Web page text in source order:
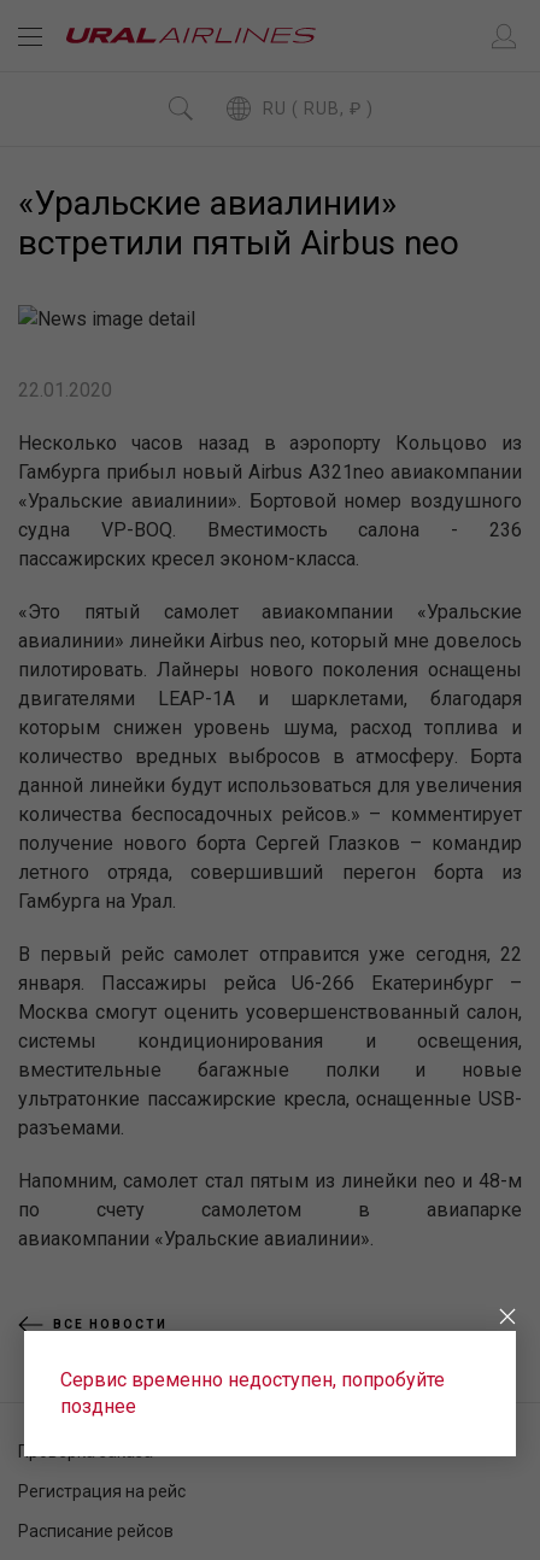
RU ( RUB, ₽ )
«Уральские авиалинии»
встретили пятый Airbus neo
22.01.2020
Несколько часов назад в аэропорту Кольцово из
Гамбурга прибыл новый Airbus A321neo авиакомпании
«Уральские авиалинии». Бортовой номер воздушного
судна VP-BOQ. Вместимость салона - 236
пассажирских кресел эконом-класса.
«Это пятый самолет авиакомпании «Уральские
авиалинии» линейки Airbus neo, который мне довелось
пилотировать. Лайнеры нового поколения оснащены
двигателями LEAP-1A и шарклетами, благодаря
которым снижен уровень шума, расход топлива и
количество вредных выбросов в атмосферу. Борта
данной линейки будут использоваться для увеличения
количества беспосадочных рейсов.» – комментирует
получение нового борта Сергей Глазков – командир
летного отряда, совершивший перегон борта из
Гамбурга на Урал.
В первый рейс самолет отправится уже сегодня, 22
января. Пассажиры рейса U6-266 Екатеринбург –
Москва смогут оценить усовершенствованный салон,
системы кондиционирования и освещения,
вместительные багажные полки и новые
ультратонкие пассажирские кресла, оснащенные USB-
разъемами.
Напомним, самолет стал пятым из линейки neo и 48-м
по счету самолетом в авиапарке
авиакомпании «Уральские авиалинии».
ВСЕ НОВОСТИ
Сервис временно недоступен, попробуйте
позднее
Проверка заказа
Регистрация на рейс
Расписание рейсов